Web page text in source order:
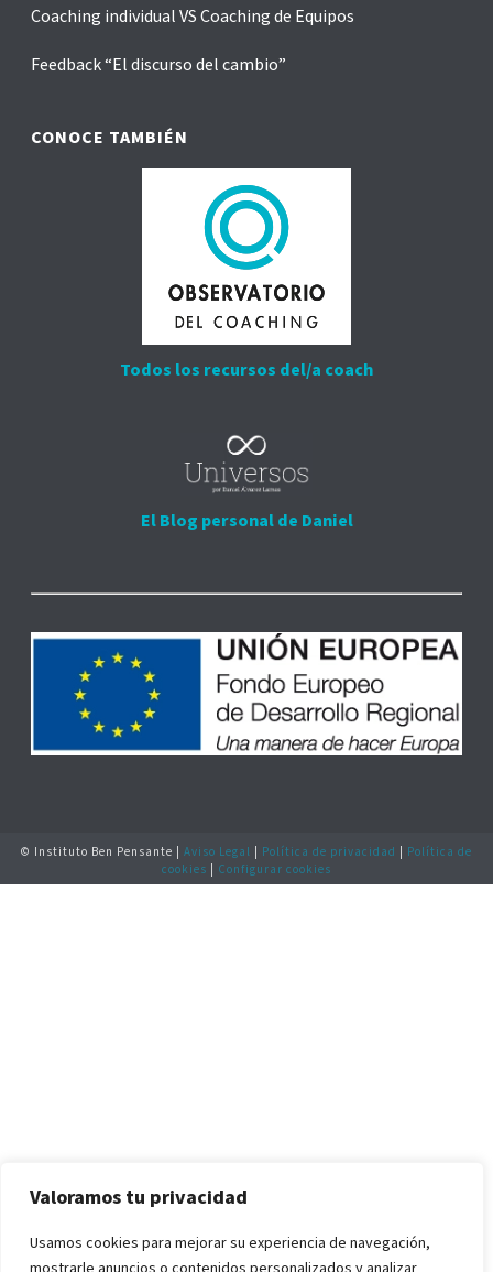
Valoramos tu privacidad
Usamos cookies para mejorar su experiencia de navegación,
Coaching individual VS Coaching de Equipos
Feedback “El discurso del cambio”
CONOCE TAMBIÉN
Todos los recursos del/a coach
El Blog personal de Daniel
© Instituto Ben Pensante | Aviso Legal | Política de privacidad | Política de
cookies | Configurar cookies